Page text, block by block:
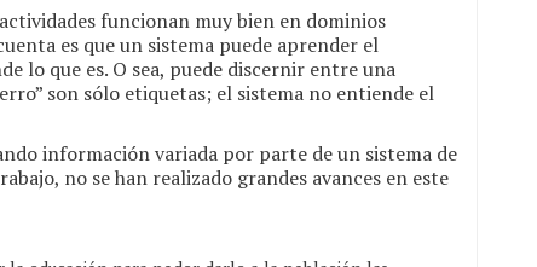
funcionan muy bien en dominios
es que un sistema puede aprender el
lo que es. O sea, puede discernir entre una
son sólo etiquetas; el sistema no entiende el
información variada por parte de un sistema de
no se han realizado grandes avances en este